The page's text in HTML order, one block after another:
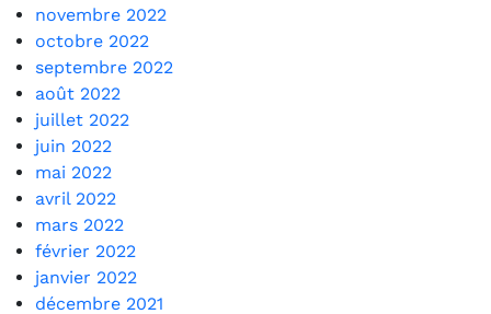
novembre 2022
octobre 2022
septembre 2022
août 2022
juillet 2022
juin 2022
mai 2022
avril 2022
mars 2022
février 2022
janvier 2022
décembre 2021